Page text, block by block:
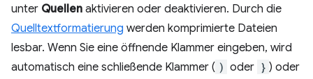
unter Quellen aktivieren oder deaktivieren. Durch die
Quelltextformatierung werden komprimierte Dateien
lesbar. Wenn Sie eine öffnende Klammer eingeben, wird
automatisch eine schließende Klammer ( ) oder } ) oder